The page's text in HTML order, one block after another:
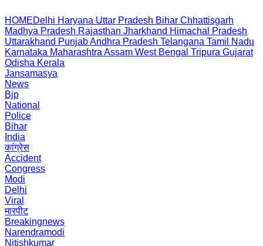
HOMEDelhi Haryana Uttar Pradesh Bihar Chhattisgarh
Madhya Pradesh Rajasthan Jharkhand Himachal Pradesh
Uttarakhand PunjabAndhra Pradesh Telangana Tamil Nadu
Karnataka Maharashtra Assam West Bengal Tripura Gujarat
Odisha Kerala
Jansamasya
News
Bjp
National
Police
Bihar
India
कांग्रेस
Accident
Congress
Modi
Delhi
Viral
मारपीट
Breakingnews
Narendramodi
Nitishkumar